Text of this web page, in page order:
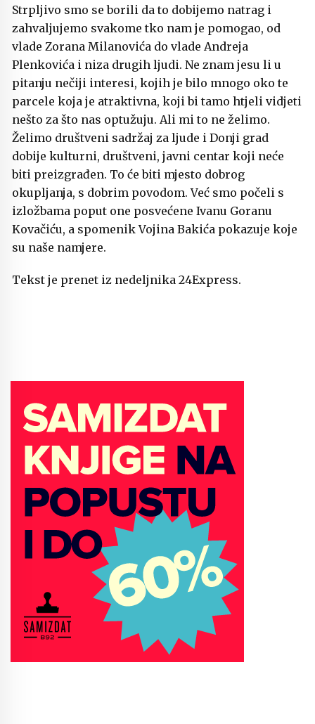
Strpljivo smo se borili da to dobijemo natrag i
zahvaljujemo svakome tko nam je pomogao, od
vlade Zorana Milanovića do vlade Andreja
Plenkovića i niza drugih ljudi. Ne znam jesu li u
pitanju nečiji interesi, kojih je bilo mnogo oko te
parcele koja je atraktivna, koji bi tamo htjeli vidjeti
nešto za što nas optužuju. Ali mi to ne želimo.
Želimo društveni sadržaj za ljude i Donji grad
dobije kulturni, društveni, javni centar koji neće
biti preizgrađen. To će biti mjesto dobrog
okupljanja, s dobrim povodom. Već smo počeli s
izložbama poput one posvećene Ivanu Goranu
Kovačiću, a spomenik Vojina Bakića pokazuje koje
su naše namjere.
Tekst je prenet iz nedeljnika 24Express.